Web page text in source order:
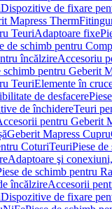
Dispozitive de fixare
Mapress Therm
TeuriAdaptoare fixe
de schimb pentru
încălzireAccesoriu
schimb pentru Geberit
TeuriElemente în
de desfacere
de închidereTeuri
pentru Geberit
Geberit Mapress Cupru
CoturiTeuriPiese
Adaptoare şi
de schimb pentru
încălzireAccesorii
Dispozitive de fixare